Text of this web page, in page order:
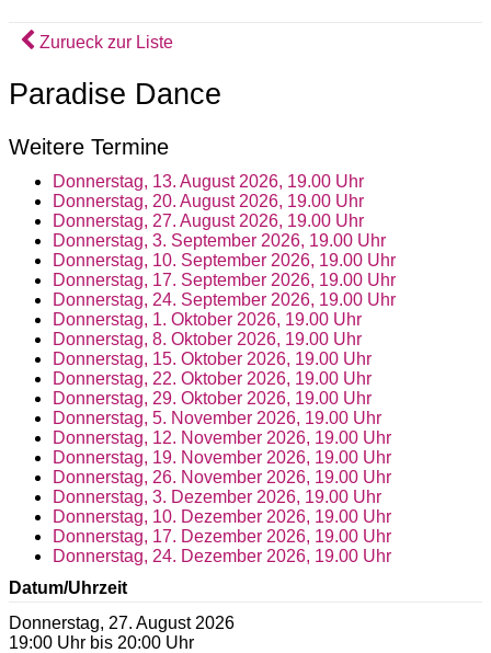
Zurueck zur Liste
Paradise Dance
Weitere Termine
Donnerstag, 13. August 2026, 19.00 Uhr
Donnerstag, 20. August 2026, 19.00 Uhr
Donnerstag, 27. August 2026, 19.00 Uhr
Donnerstag, 3. September 2026, 19.00 Uhr
Donnerstag, 10. September 2026, 19.00 Uhr
Donnerstag, 17. September 2026, 19.00 Uhr
Donnerstag, 24. September 2026, 19.00 Uhr
Donnerstag, 1. Oktober 2026, 19.00 Uhr
Donnerstag, 8. Oktober 2026, 19.00 Uhr
Donnerstag, 15. Oktober 2026, 19.00 Uhr
Donnerstag, 22. Oktober 2026, 19.00 Uhr
Donnerstag, 29. Oktober 2026, 19.00 Uhr
Donnerstag, 5. November 2026, 19.00 Uhr
Donnerstag, 12. November 2026, 19.00 Uhr
Donnerstag, 19. November 2026, 19.00 Uhr
Donnerstag, 26. November 2026, 19.00 Uhr
Donnerstag, 3. Dezember 2026, 19.00 Uhr
Donnerstag, 10. Dezember 2026, 19.00 Uhr
Donnerstag, 17. Dezember 2026, 19.00 Uhr
Donnerstag, 24. Dezember 2026, 19.00 Uhr
Datum/Uhrzeit
Donnerstag, 27. August 2026
19:00 Uhr bis 20:00 Uhr